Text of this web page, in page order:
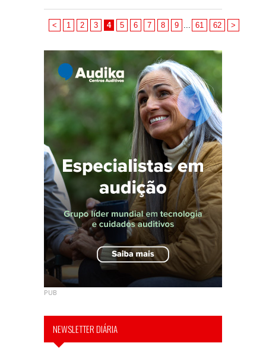
< 1 2 3 4 5 6 7 8 9 61 62 >
PUB
NEWSLETTER DIÁRIA